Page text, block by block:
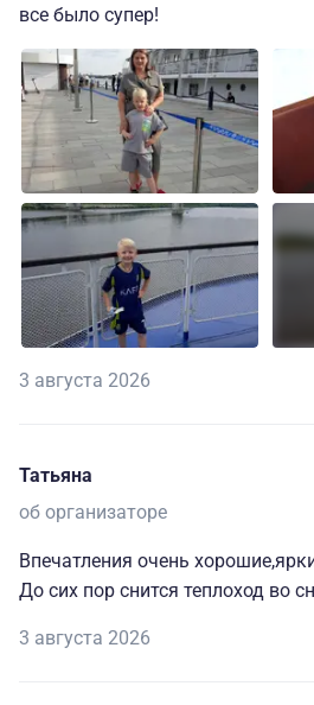
все было супер!
3 августа 2026
Татьяна
об организаторе
Впечатления очень
До сих пор снится теплоход во
3 августа 2026